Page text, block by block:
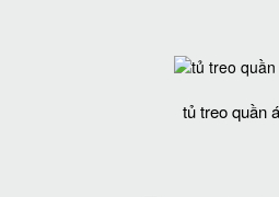
tủ treo quần